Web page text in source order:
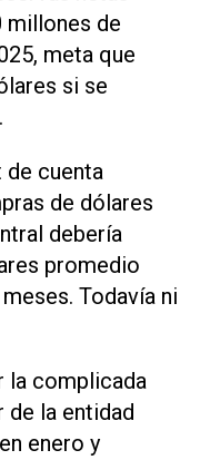
millones de
meta que
si se
de cuenta
de dólares
debería
promedio
Todavía ni
la complicada
de la entidad
enero y